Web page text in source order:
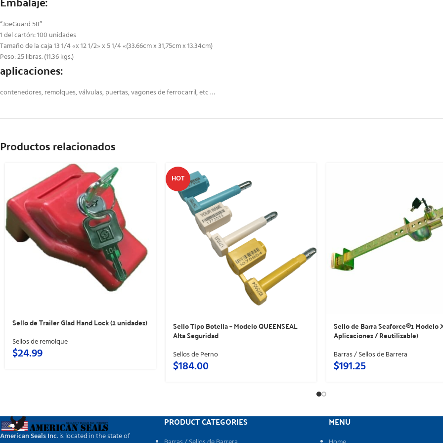
“JoeGuard 58″
1 del cartón: 100 unidades
Tamaño de la caja 13 1/4 «x 12 1/2» x 5 1/4 «(33.66cm x 31,75cm x 13.34cm)
Peso: 25 libras. (11.36 kgs.)
aplicaciones:
contenedores, remolques, válvulas, puertas, vagones de ferrocarril, etc …
Productos relacionados
Sello de Trailer Glad Hand Lock (2 unidades)
Sellos de remolque
$24.99
HOT
Sello Tipo Botella – Modelo QUEENSEAL
Alta Seguridad
Sellos de Perno
$184.00
Sello de Barra Seaforce®1 Modelo
Aplicaciones / Reutilizable)
Barras / Sellos de Barrera
$191.25
American Seals Inc. is located in the state of
PRODUCT CATEGORIES MENU